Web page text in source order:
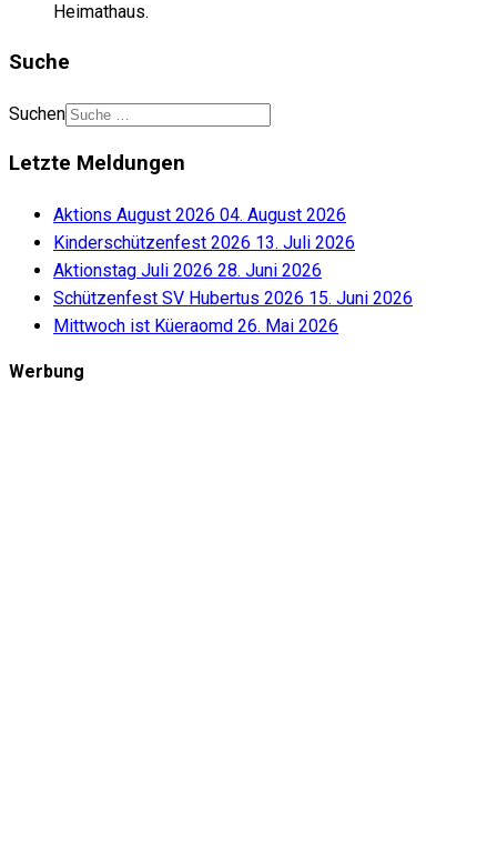
Heimathaus.
Suche
Suchen
Letzte Meldungen
Aktions August 2026 04. August 2026
Kinderschützenfest 2026 13. Juli 2026
Aktionstag Juli 2026 28. Juni 2026
Schützenfest SV Hubertus 2026 15. Juni 2026
Mittwoch ist Küeraomd 26. Mai 2026
Werbung